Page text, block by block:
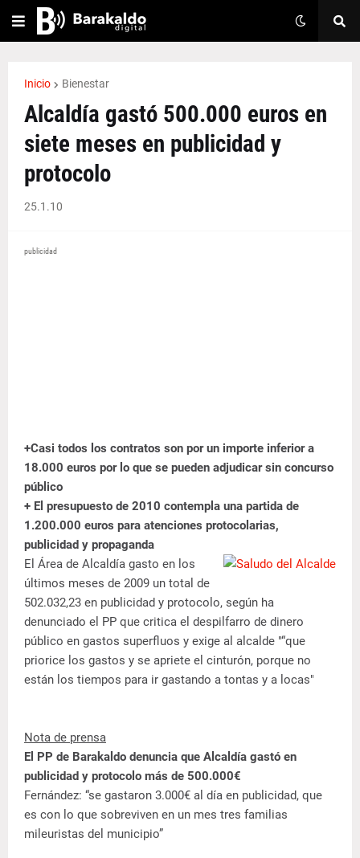
Inicio Bienestar
Alcaldía gastó 500.000 euros en
siete meses en publicidad y
protocolo
25.1.10
publicidad
+Casi todos los contratos son por un importe inferior a
18.000 euros por lo que se pueden adjudicar sin concurso
público
+ El presupuesto de 2010 contempla una partida de
1.200.000 euros para atenciones protocolarias,
publicidad y propaganda
El Área de Alcaldía gasto en los
últimos meses de 2009 un total de
502.032,23 en publicidad y protocolo, según ha
denunciado el PP que critica el despilfarro de dinero
público en gastos superfluos y exige al alcalde "“que
priorice los gastos y se apriete el cinturón, porque no
están los tiempos para ir gastando a tontas y a locas"
Nota de prensa
El PP de Barakaldo denuncia que Alcaldía gastó en
publicidad y protocolo más de 500.000€
Fernández: “se gastaron 3.000€ al día en publicidad, que
es con lo que sobreviven en un mes tres familias
mileuristas del municipio”